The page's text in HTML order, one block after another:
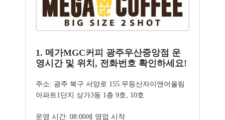
1. 메가MGC커피 광주우산중앙점 운
영시간 및 위치, 전화번호 확인하세요!
주소: 광주 북구 서양로 155 무등산자이앤어울림
아파트1단지 상가3동 1층 9호, 10호
운영 시간: 08:00에 영업 시작